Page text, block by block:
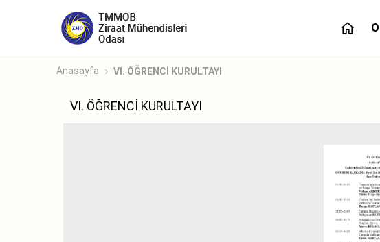
Anasayfa VI. ÖĞRENCİ KURULTAYI
VI. ÖĞRENCİ KURULTAYI